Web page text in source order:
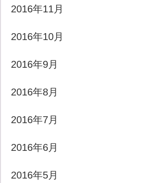
2016年11月
2016年10月
2016年9月
2016年8月
2016年7月
2016年6月
2016年5月